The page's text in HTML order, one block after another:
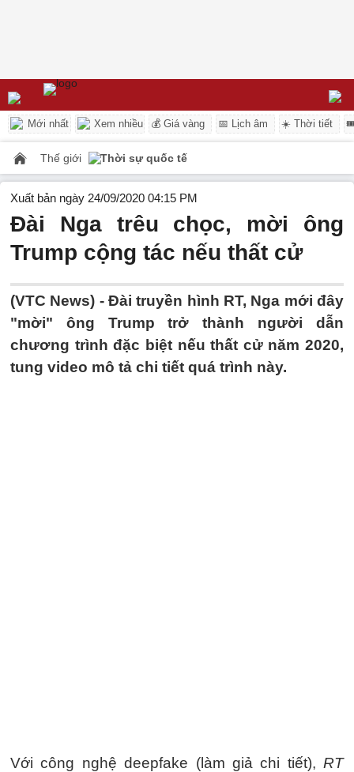
Mới nhất Xem nhiều 💰 Giá vàng 📅 Lịch âm ☀️ Thời tiết
Thế giới Thời sự quốc tế
Xuất bản ngày 24/09/2020 04:15 PM
Đài Nga trêu chọc, mời ông
Trump cộng tác nếu thất cử
(VTC News) - Đài truyền hình RT, Nga mới đây
"mời" ông Trump trở thành người dẫn
chương trình đặc biệt nếu thất cử năm 2020,
tung video mô tả chi tiết quá trình này.
Với công nghệ deepfake (làm giả chi tiết), RT